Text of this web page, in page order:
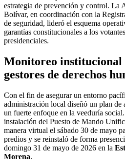
estrategia de prevención y control. La
Bolívar, en coordinación con la
de seguridad, lideró el esquema
garantías constitucionales a los
presidenciales.
Monitoreo institucional
gestores de derechos
Con el fin de asegurar un entorno
administración local diseñó un plan de
un fuerte enfoque en la veeduría
instalación del Puesto de Mando
manera virtual el sábado 30 de mayo
predios y se reinstaló de forma
domingo 31 de mayo de 2026 en la
Morena.